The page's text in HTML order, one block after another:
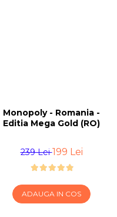
Monopoly - Romania -
Editia Mega Gold (RO)
239 Lei199 Lei
ADAUGA IN COS